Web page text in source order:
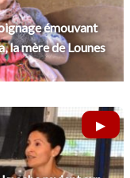
émouvant
la mère de Lounes